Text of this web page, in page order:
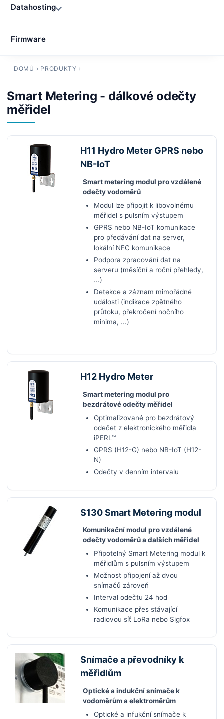
DOMŮ › PRODUKTY ›
Smart Metering - dálkové odečty
měřidel
H11 Hydro Meter GPRS nebo
NB-IoT
Smart metering modul pro vzdálené
odečty vodoměrů
Modul lze připojit k libovolnému
měřidel s pulsním výstupem
GPRS nebo NB-IoT komunikace
pro předávání dat na server,
lokální NFC komunikace
Podpora zpracování dat na
serveru (měsíční a roční přehledy,
...)
Detekce a záznam mimořádné
události (indikace zpětného
průtoku, překročení nočního
minima, ...)
H12 Hydro Meter
Smart metering modul pro
bezdrátové odečty měřidel
Optimalizované pro bezdrátový
odečet z elektronického měřidla
iPERL™
GPRS (H12-G) nebo NB-IoT (H12-
N)
Odečty v denním intervalu
S130 Smart Metering modul
Komunikační modul pro vzdálené
odečty vodoměrů a dalších měřidel
Připotelný Smart Metering modul k
měřidlům s pulsním výstupem
Možnost připojení až dvou
snímačů zároveň
Interval odečtu 24 hod
Komunikace přes stávající
radiovou síť LoRa nebo Sigfox
Snímače a převodníky k
měřidlům
Optické a indukční snímače k
vodoměrům a elektroměrům
Optické a infukční snímače k
Datahosting
Firmware